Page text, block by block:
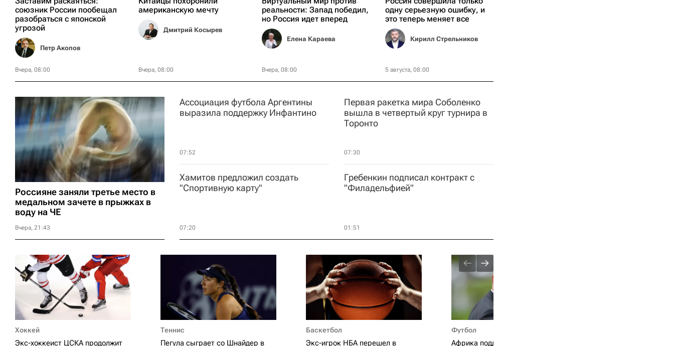
союзник России пообещал
разобраться с японской
угрозой
Петр Акопов
Вчера, 08:00
американскую мечту
Дмитрий Косырев
Вчера, 08:00
реальности: Запад победил,
но Россия идет вперед
Елена Караева
Вчера, 08:00
одну серьезную ошибку, и
это теперь меняет все
Кирилл Стрельников
5 августа, 08:00
Россияне заняли третье место в
медальном зачете в прыжках в
воду на ЧЕ
Вчера, 21:43
Ассоциация футбола Аргентины
выразила поддержку Инфантино
07:52
Первая ракетка мира Соболенко
вышла в четвертый круг турнира в
Торонто
07:30
Хамитов предложил создать
"Спортивную карту"
07:20
Гребенкин подписал контракт с
"Филадельфией"
01:51
Хоккей
Экс-хоккеист ЦСКА продолжит
Теннис
Пегула сыграет со Шнайдер в
Баскетбол
Экс-игрок НБА перешел в
Футбол
Африка поддержала Инфантино